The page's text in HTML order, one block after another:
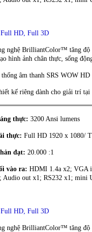
HD, Full 3D
nghệ BrilliantColor™ tăng độ
hình ảnh chân thực, sống
âm thanh SRS WOW
kế riêng dành cho giải trí tại
thực: 3200 Ansi lumens
thực: Full HD 1920 x 1080/
đạt: 20.000 :1
vào ra: HDMI 1.4a x2; VGA
Audio out x1; RS232 x1; mini
HD, Full 3D
nghệ BrilliantColor™ tăng độ